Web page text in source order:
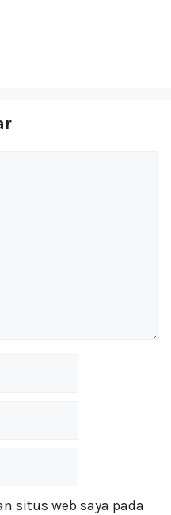
situs web saya pada